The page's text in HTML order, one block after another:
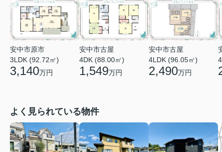
安中市原市
3LDK (92.72㎡)
3,140万円
安中市古屋
4DK (88.00㎡)
1,549万円
安中市古屋
4LDK (96.05㎡)
2,490万円
よく見られている物件